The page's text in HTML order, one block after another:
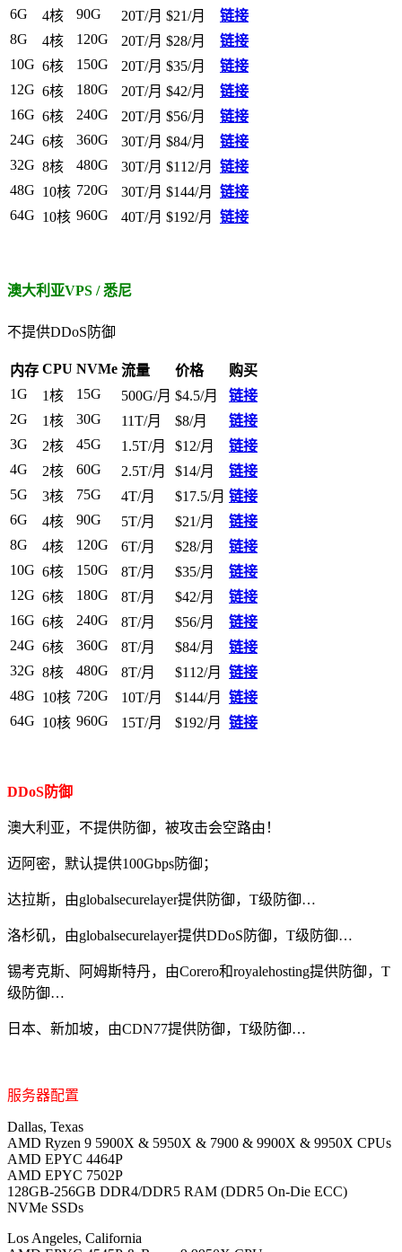
6G
4核 90G 20T/月 $21/月
链接
8G
4核 120G 20T/月 $28/月
链接
10G 6核 150G 20T/月 $35/月
链接
12G 6核 180G 20T/月 $42/月
链接
16G 6核 240G 20T/月 $56/月
链接
24G 6核 360G 30T/月 $84/月
链接
32G 8核 480G 30T/月 $112/月
链接
48G 10核 720G 30T/月 $144/月
链接
64G 10核 960G 40T/月 $192/月 链接
澳大利亚VPS / 悉尼
不提供DDoS防御
内存 CPU NVMe 流量 价格
购买
1G
1核 15G 500G/月 $4.5/月
链接
2G
1核 30G 11T/月 $8/月
链接
3G
2核 45G 1.5T/月 $12/月
链接
4G
2核 60G 2.5T/月 $14/月
链接
5G
3核 75G 4T/月 $17.5/月 链接
6G
4核 90G 5T/月 $21/月
链接
8G
4核 120G 6T/月 $28/月
链接
10G 6核 150G 8T/月 $35/月
链接
12G 6核 180G 8T/月 $42/月
链接
16G 6核 240G 8T/月 $56/月
链接
24G 6核 360G 8T/月 $84/月
链接
32G 8核 480G 8T/月 $112/月
链接
48G 10核 720G 10T/月 $144/月
链接
64G 10核 960G 15T/月 $192/月 链接
DDoS防御
澳大利亚，不提供防御，被攻击会空路由！
迈阿密，默认提供100Gbps防御；
达拉斯，由globalsecurelayer提供防御，T级防御…
洛杉矶，由globalsecurelayer提供DDoS防御，T级防御…
锡考克斯、阿姆斯特丹，由Corero和royalehosting提供防御，T
级防御…
日本、新加坡，由CDN77提供防御，T级防御…
服务器配置
Dallas, Texas
AMD Ryzen 9 5900X & 5950X & 7900 & 9900X & 9950X CPUs
AMD EPYC 4464P
AMD EPYC 7502P
128GB-256GB DDR4/DDR5 RAM (DDR5 On-Die ECC)
NVMe SSDs
Los Angeles, California